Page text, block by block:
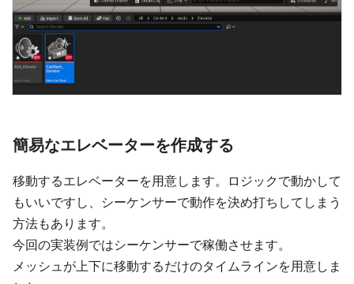
簡易なエレベーターを作成する
移動するエレベーターを用意します。ロジックで動かして
もいいですし、シーケンサーで動作を決め打ちしてしまう
方法もあります。
今回の実装例ではシーケンサーで稼働させます。
メッシュが上下に移動するだけのタイムラインを用意しま